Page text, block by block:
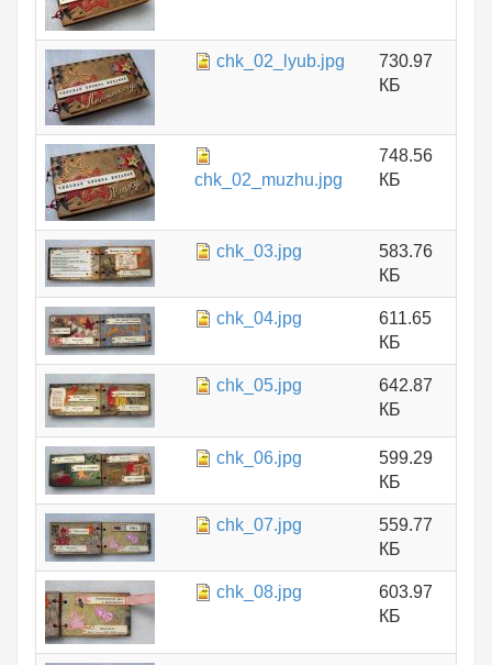
chk_02_lyub.jpg
730.97
КБ
chk_02_muzhu.jpg
748.56
КБ
chk_03.jpg
583.76
КБ
chk_04.jpg
611.65
КБ
chk_05.jpg
642.87
КБ
chk_06.jpg
599.29
КБ
chk_07.jpg
559.77
КБ
chk_08.jpg
603.97
КБ